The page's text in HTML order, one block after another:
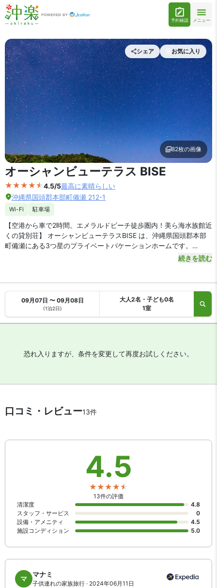
予約確認 メニュー
外観の写真を拡大表示
シェア お気に入り
82枚の画像
オーシャンビューテラス BISE
4.5/5最高に素晴らしい
沖縄県国頭郡本部町備瀬 212-1
Wi-Fi 駐車場
【空港から車で2時間。エメラルドビーチ徒歩圏内！美ら海水族館近
くの貸別荘】 オーシャンビューテラスBISE は、沖縄県国頭郡本部
町備瀬にある3つ星のプライベートバケーションホームです。
をご利用の場合、車で約2時間で到着します。
沖縄自動車道「許田IC」は車で40分。エメラルドビーチや備瀬のフ
クギ並木は徒歩5分。沖縄美ら海水族館のある海洋博公園の北ゲー
【駐車場】あり（無料）
【お食事、レストラン】
電子レンジや冷蔵庫、調理器具を備えたキッチンがあります。最寄
インターネットは無料 WiFiが利用可能です。設備は洗濯機や浴室乾
燥機があります。ライフジャケットや浮き輪、水中メガネなどマリ
ンレジャーグッズのレンタルもご利用いただけます。
続きを読む
09月07日 〜 09月08日
(1泊2日)
大人2名・子ども0名
1室
恐れ入りますが、条件を変更して再度お試しください。
口コミ・レビュー13件
4.5
13件の評価
清潔度
4.8
スタッフ・サービス
0
設備・アメニティ
4.5
施設コンディション
5.0
マ
マナミ
子供連れの家族旅行 · 2024年06月11日